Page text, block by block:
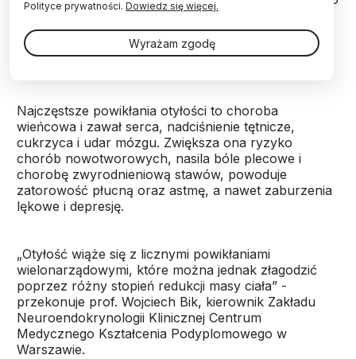
jednak tylko kwestia nadmiernej masy ciała. Otyłość
doprowadza do wielu poważnych powikłań
zdrowotnych, narastających wraz ze wzrostem
Najczęstsze powikłania otyłości to choroba
wieńcowa i zawał serca, nadciśnienie tętnicze,
cukrzyca i udar mózgu. Zwiększa ona ryzyko
chorób nowotworowych, nasila bóle plecowe i
chorobę zwyrodnieniową stawów, powoduje
zatorowość płucną oraz astmę, a nawet zaburzenia
lękowe i depresję.
„Otyłość wiąże się z licznymi powikłaniami
wielonarządowymi, które można jednak złagodzić
poprzez różny stopień redukcji masy ciała” -
przekonuje prof. Wojciech Bik, kierownik Zakładu
Neuroendokrynologii Klinicznej Centrum
Medycznego Kształcenia Podyplomowego w
Warszawie.
Polityce prywatności. Dowiedz się więcej.
Wyrażam zgodę